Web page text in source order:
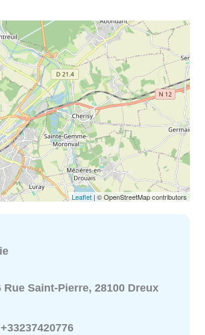
Leaflet | © OpenStreetMap contributors
Rue Saint-Pierre, 28100 Dreux
+33237420776